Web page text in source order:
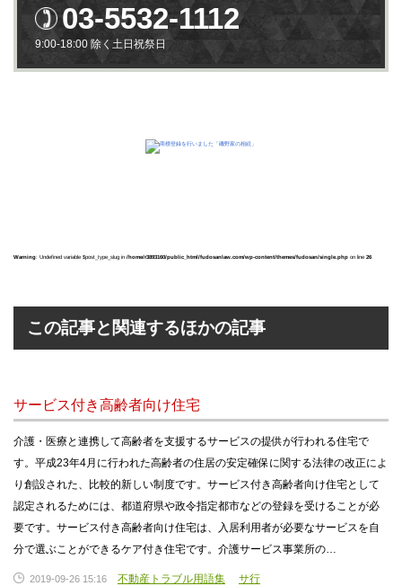
03-5532-1112
9:00-18:00 除く土日祝祭日
Warning: Undefined variable $post_type_slug in /home/r3893160/public_html/fudosanlaw.com/wp-content/themes/fudosan/single.php on line 26
この記事と関連するほかの記事
サービス付き高齢者向け住宅
介護・医療と連携して高齢者を支援するサービスの提供が行われる住宅で
す。平成23年4月に行われた高齢者の住居の安定確保に関する法律の改正によ
り創設された、比較的新しい制度です。サービス付き高齢者向け住宅として
認定されるためには、都道府県や政令指定都市などの登録を受けることが必
要です。サービス付き高齢者向け住宅は、入居利用者が必要なサービスを自
分で選ぶことができるケア付き住宅です。介護サービス事業所の…
2019-09-26 15:16 不動産トラブル用語集 サ行